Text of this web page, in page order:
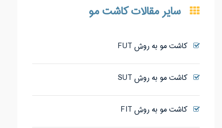
سایر مقالات کاشت مو
کاشت مو به روش FUT
کاشت مو به روش SUT
کاشت مو به روش FIT